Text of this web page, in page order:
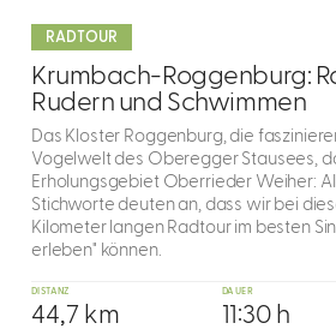
RADTOUR
6
Krumbach-Roggenburg:
Rudern und Schwimmen
Das Kloster Roggenburg, die
Vogelwelt des Oberegger Stausees,
Erholungsgebiet Oberrieder Weiher:
Stichworte deuten an, dass wir bei
Kilometer langen Radtour im besten
erleben" können.
DISTANZ
44,7 km
DAUER
11:30 h
dazu